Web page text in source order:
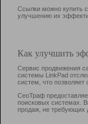
Ссылки можно купить
улучшению их
Как улучшить
Сервис продвижения
системы LinkPad
систем, что
СеоТраф
поисковых системах.
продаж, не требующих